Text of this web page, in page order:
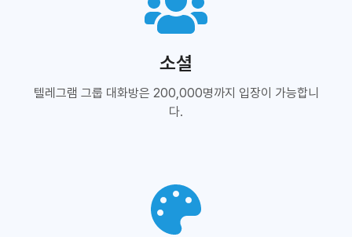
소셜
텔레그램 그룹 대화방은 200,000명까지 입장이 가능합니
다.